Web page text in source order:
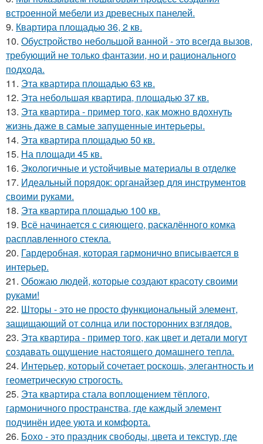
встроенной мебели из древесных панелей.
9. Квартира площадью 36, 2 кв.
10. Обустройство небольшой ванной - это всегда вызов,
требующий не только фантазии, но и рационального
подхода.
11. Эта квартира площадью 63 кв.
12. Эта небольшая квартира, площадью 37 кв.
13. Эта квартира - пример того, как можно вдохнуть
жизнь даже в самые запущенные интерьеры.
14. Эта квартира площадью 50 кв.
15. На площади 45 кв.
16. Экологичные и устойчивые материалы в отделке
17. Идеальный порядок: органайзер для инструментов
своими руками.
18. Эта квартира площадью 100 кв.
19. Всё начинается с сияющего, раскалённого комка
расплавленного стекла.
20. Гардеробная, которая гармонично вписывается в
интерьер.
21. Обожаю людей, которые создают красоту своими
руками!
22. Шторы - это не просто функциональный элемент,
защищающий от солнца или посторонних взглядов.
23. Эта квартира - пример того, как цвет и детали могут
создавать ощущение настоящего домашнего тепла.
24. Интерьер, который сочетает роскошь, элегантность и
геометрическую строгость.
25. Эта квартира стала воплощением тёплого,
гармоничного пространства, где каждый элемент
подчинён идее уюта и комфорта.
26. Бохо - это праздник свободы, цвета и текстур, где